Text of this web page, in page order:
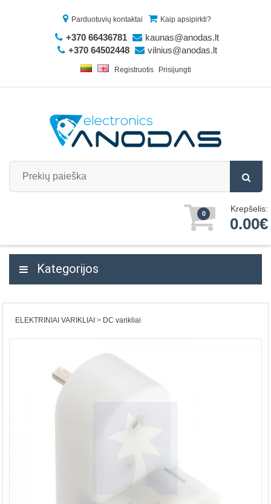
Parduotuvių kontaktai Kaip apsipirkti?
+370 66436781
kaunas@anodas.lt
+370 64502448
vilnius@anodas.lt
Registruotis Prisijungti
0 Krepšelis:
0.00€
Kategorijos
ELEKTRINIAI VARIKLIAI DC varikliai